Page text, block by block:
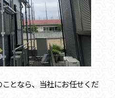
となら、当社にお任せくだ